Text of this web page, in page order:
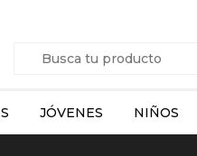
JÓVENES NIÑOS